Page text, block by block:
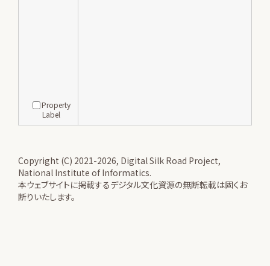
Property
Label
Copyright (C) 2021-2026, Digital Silk Road Project,
National Institute of Informatics.
本ウェブサイトに掲載するデジタル文化資源の無断転載は固くお
断りいたします。